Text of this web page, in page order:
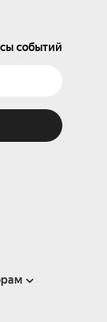
событий